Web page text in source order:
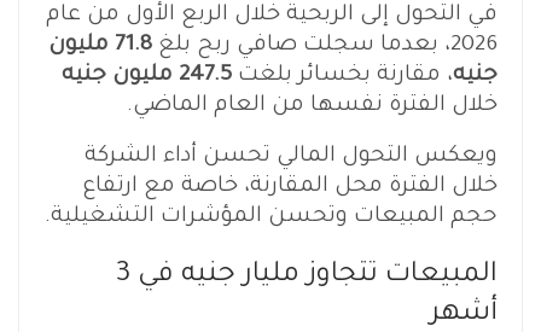
في التحول إلى الربحية خلال الربع الأول من عام
2026، بعدما سجلت صافي ربح بلغ
71.8 مليون
جنيه، مقارنة بخسائر بلغت 247.5 مليون جنيه
خلال الفترة نفسها من العام الماضي.
ويعكس التحول المالي تحسن أداء الشركة
خلال الفترة محل المقارنة، خاصة مع ارتفاع
حجم المبيعات وتحسن المؤشرات التشغيلية.
المبيعات تتجاوز مليار جنيه في 3
أشهر